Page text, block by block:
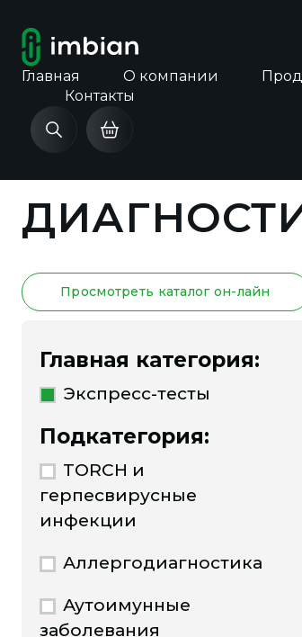
Главная О компании
Контакты
Главная
Просмотреть каталог он-лайн
Главная категория:
Экспресс-тесты
Подкатегория:
TORCH и
герпесвирусные
инфекции
Аллергодиагностика
Аутоимунные
заболевания